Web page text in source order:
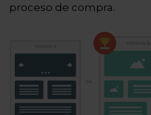
proceso de compra.